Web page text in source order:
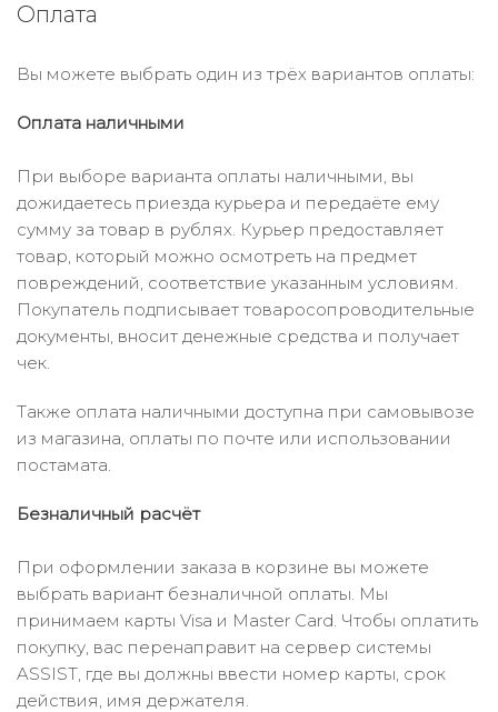
Оплата
Вы можете выбрать один из трёх вариантов оплаты:
Оплата наличными
При выборе варианта оплаты наличными, вы
дожидаетесь приезда курьера и передаёте ему
сумму за товар в рублях. Курьер предоставляет
товар, который можно осмотреть на предмет
повреждений, соответствие указанным условиям.
Покупатель подписывает товаросопроводительные
документы, вносит денежные средства и получает
чек.
Также оплата наличными доступна при самовывозе
из магазина, оплаты по почте или использовании
постамата.
Безналичный расчёт
При оформлении заказа в корзине вы можете
выбрать вариант безналичной оплаты. Мы
принимаем карты Visa и Master Card. Чтобы оплатить
покупку, вас перенаправит на сервер системы
ASSIST, где вы должны ввести номер карты, срок
действия, имя держателя.